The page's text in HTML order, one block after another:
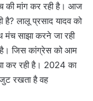
की मांग कर रही है। आज
है? लालू प्रसाद यादव को
मंच साझा करने जा रही
है। जिस कांग्रेस को आम
कर रही है। 2024 का
रखता है वह